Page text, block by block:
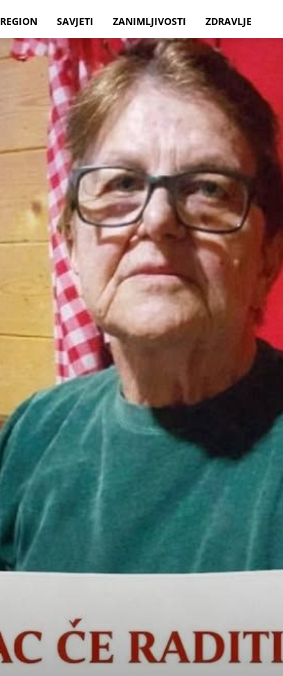
REGION SAVJETI ZANIMLJIVOSTI ZDRAVLJE